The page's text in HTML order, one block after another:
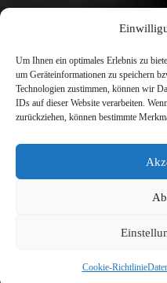
Um Ihnen ein optimales Erlebnis zu
um Geräteinformationen zu speichern
Technologien zustimmen, können wir
IDs auf dieser Website verarbeiten.
zurückziehen, können bestimmte
Cookie-Richtlinie